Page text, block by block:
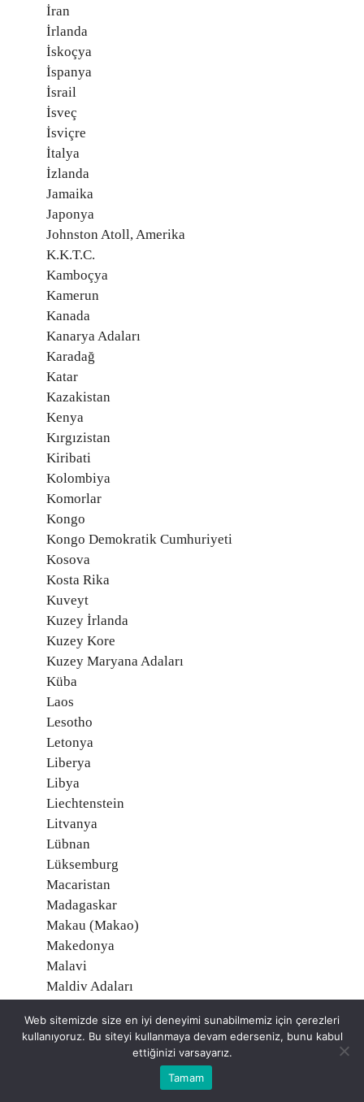
İran
İrlanda
İskoçya
İspanya
İsrail
İsveç
İsviçre
İtalya
İzlanda
Jamaika
Japonya
Johnston Atoll, Amerika
K.K.T.C.
Kamboçya
Kamerun
Kanada
Kanarya Adaları
Karadağ
Katar
Kazakistan
Kenya
Kırgızistan
Kiribati
Kolombiya
Komorlar
Kongo
Kongo Demokratik Cumhuriyeti
Kosova
Kosta Rika
Kuveyt
Kuzey İrlanda
Kuzey Kore
Kuzey Maryana Adaları
Küba
Laos
Lesotho
Letonya
Liberya
Libya
Liechtenstein
Litvanya
Lübnan
Lüksemburg
Macaristan
Madagaskar
Makau (Makao)
Makedonya
Malavi
Maldiv Adaları
Mali
Malta
Web sitemizde size en iyi deneyimi sunabilmemiz için çerezleri
kullanıyoruz. Bu siteyi kullanmaya devam ederseniz, bunu kabul
ettiğinizi varsayarız.
Tamam